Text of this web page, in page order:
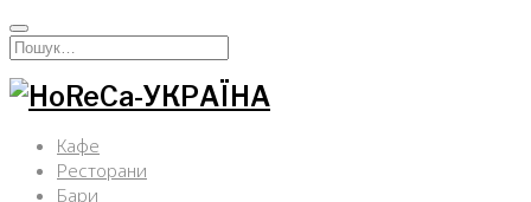
Перейти
кИскать:
Кафе
Ресторани
Бари